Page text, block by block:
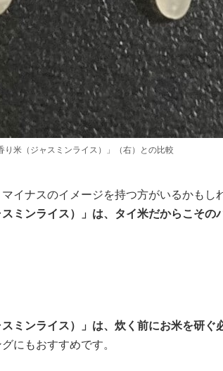
り米（ジャスミンライス）」（右）との比較
イナスのイメージを持つ方がいるかもし
ミンライス）」は、タイ米だからこその
ミンライス）」は、炊く前にお米を研ぐ
にもおすすめです。